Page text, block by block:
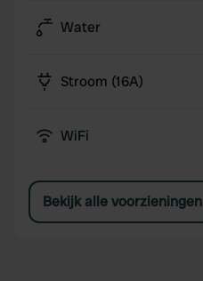
Water
Stroom (16A)
WiFi
Bekijk alle voorzieningen